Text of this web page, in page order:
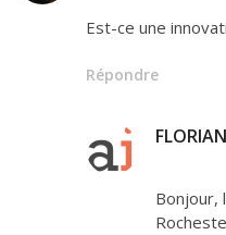
Est-ce une
Répondre
Bonjour,